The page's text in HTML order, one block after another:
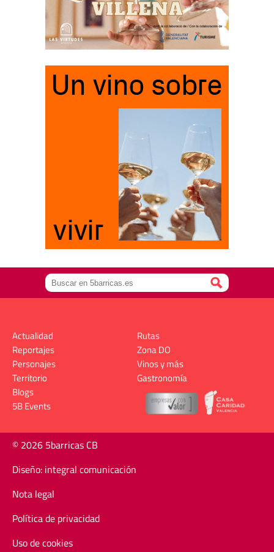
Actualidad
Reportajes
Personajes
Territorio
Rutas
Zona DO
Vinos y más
Gastronomía
Blogs
5B Events
© 2026 5barricas CB
Diseño: integral comunicación
Nota legal
Política de privacidad
Uso de cookies